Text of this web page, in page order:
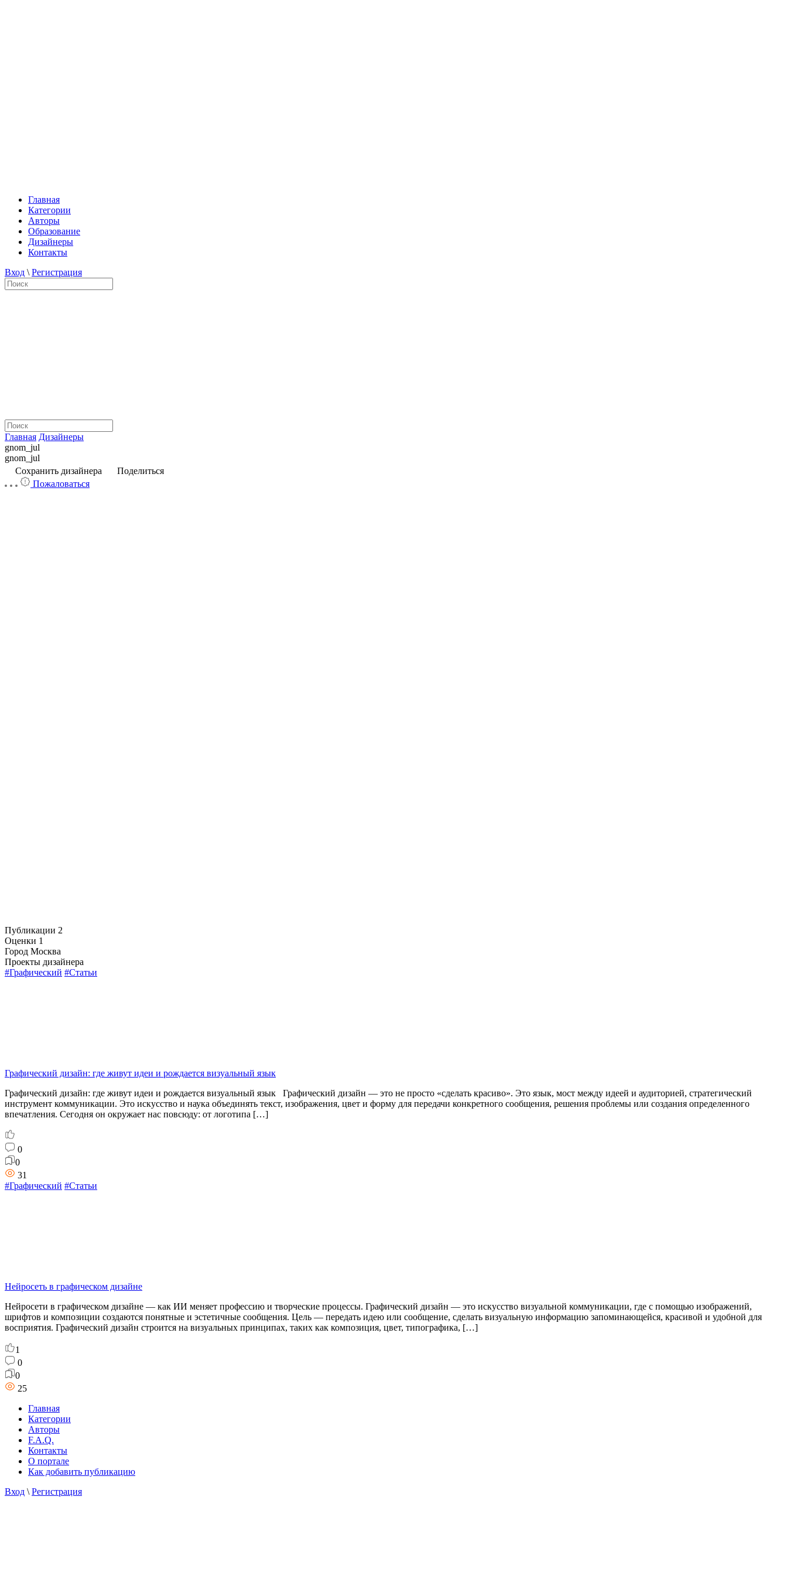
Главная
Категории
Авторы
Образование
Дизайнеры
Контакты
Вход \ Регистрация
Главная Дизайнеры
gnom_jul
gnom_jul
Сохранить дизайнера
Поделиться
Пожаловаться
Публикации 2
Оценки 1
Город Москва
Проекты дизайнера
#Графический #Статьи
Графический дизайн: где живут идеи и рождается визуальный язык
Графический дизайн: где живут идеи и рождается визуальный язык Графический дизайн — это не просто «сделать красиво». Это язык, мост между идеей и аудиторией, стратегический
инструмент коммуникации. Это искусство и наука объединять текст, изображения, цвет и форму для передачи конкретного сообщения, решения проблемы или создания определенного
впечатления. Сегодня он окружает нас повсюду: от логотипа […]
0
0
31
#Графический #Статьи
Нейросеть в графическом дизайне
Нейросети в графическом дизайне — как ИИ меняет профессию и творческие процессы. Графический дизайн — это искусство визуальной коммуникации, где с помощью изображений,
шрифтов и композиции создаются понятные и эстетичные сообщения. Цель — передать идею или сообщение, сделать визуальную информацию запоминающейся, красивой и удобной для
восприятия. Графический дизайн строится на визуальных принципах, таких как композиция, цвет, типографика, […]
1
0
0
25
Главная
Категории
Авторы
F.A.Q.
Контакты
О портале
Как добавить публикацию
Вход \ Регистрация